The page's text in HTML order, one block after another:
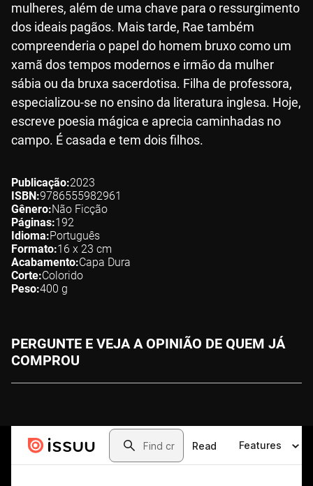
mulheres, além de uma chave para o ressurgimento
dos ideais pagãos. Mais tarde, Rae também
compreenderia o papel do homem bruxo como um
xamã dos tempos modernos e irmão da mulher
sábia ou da bruxa sacerdotisa. Filha de professora,
especializou-se no ensino da literatura inglesa. Hoje,
escreve poesia mágica e aprecia caminhadas no
campo. É casada e tem dois filhos.
Publicação 2023
ISBN 9786555982961
Gênero Não Ficção
Páginas 192
Idioma Português
Formato 16 x 23 cm
Acabamento Capa Dura
Corte Colorido
Peso 400 g
PERGUNTE E VEJA A OPINIÃO DE QUEM JÁ
COMPROU